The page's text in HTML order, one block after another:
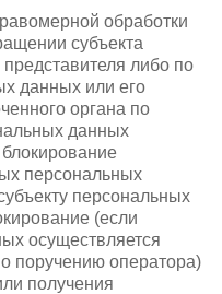
обработки
субъекта
либо по
данных или его
органа по
данных
персональных
персональных
(если
осуществляется
поручению оператора)
получения